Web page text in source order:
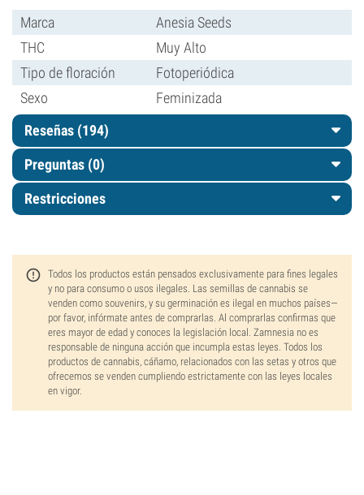
Marca
Anesia Seeds
THC
Muy Alto
Tipo de floración
Fotoperiódica
Sexo
Feminizada
Reseñas (194)
Preguntas (0)
Restricciones
Todos los productos están pensados exclusivamente para fines legales
y no para consumo o usos ilegales. Las semillas de cannabis se
venden como souvenirs, y su germinación es ilegal en muchos países—
por favor, infórmate antes de comprarlas. Al comprarlas confirmas que
eres mayor de edad y conoces la legislación local. Zamnesia no es
responsable de ninguna acción que incumpla estas leyes. Todos los
productos de cannabis, cáñamo, relacionados con las setas y otros que
ofrecemos se venden cumpliendo estrictamente con las leyes locales
en vigor.